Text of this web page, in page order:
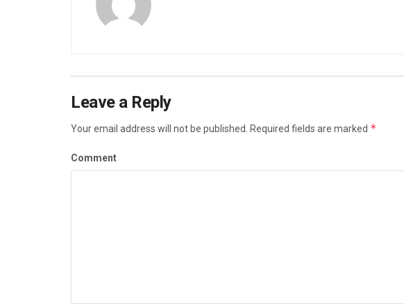
Leave a Reply
Your email address will not be published. Required fields are marked *
Comment